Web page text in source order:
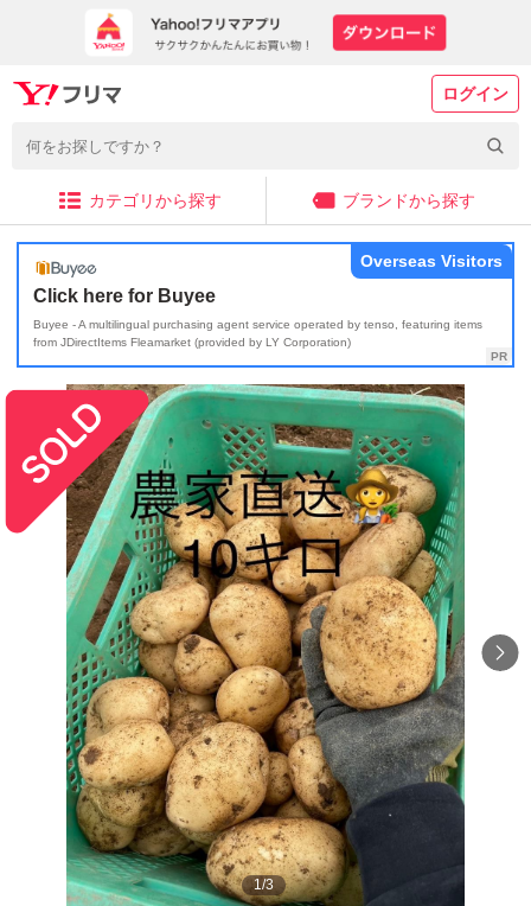
ログイン
カテゴリから探す ブランドから探す
Click here for Buyee
Buyee - A multilingual purchasing agent service operated by tenso, featuring items
from JDirectItems Fleamarket (provided by LY Corporation)
Overseas Visitors
1/3